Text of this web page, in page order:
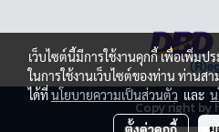
Copy right by
เว็บไซต์นี้มีการใช้งานคุกกี้ เพื่อเพิ่ม
ในการใช้งานเว็บไซต์ของท่าน ท่านส
ได้ที่นโยบายความเป็นส่วนตัว และ